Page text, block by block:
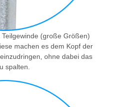
(große Größen)
machen es dem Kopf der
ohne dabei das
spalten.